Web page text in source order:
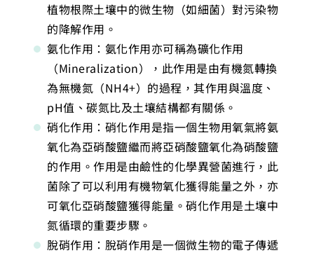
植物根際土壤中的微生物（如細菌）對污染物
的降解作用。
氨化作用：氨化作用亦可稱為礦化作用
（Mineralization），此作用是由有機氮轉換
為無機氮（NH4+）的過程，其作用與溫度、
pH值、碳氮比及土壤結構都有關係。
硝化作用：硝化作用是指一個生物用氧氣將氨
氧化為亞硝酸鹽繼而將亞硝酸鹽氧化為硝酸鹽
的作用。作用是由鹼性的化學異營菌進行，此
菌除了可以利用有機物氧化獲得能量之外，亦
可氧化亞硝酸鹽獲得能量。硝化作用是土壤中
氮循環的重要步驟。
脫硝作用：脫硝作用是一個微生物的電子傳遞